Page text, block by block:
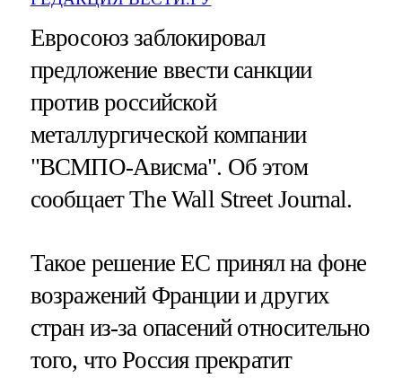
Евросоюз заблокировал
предложение ввести санкции
против российской
металлургической компании
"ВСМПО-Ависма". Об этом
сообщает The Wall Street Journal.
Такое решение ЕС принял на фоне
возражений Франции и других
стран из-за опасений относительно
того, что Россия прекратит